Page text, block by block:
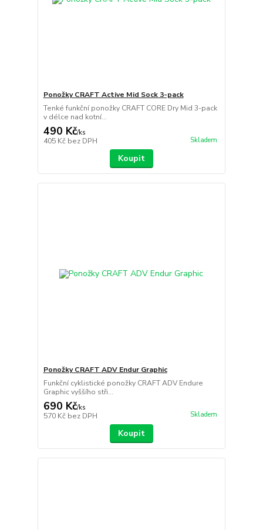
Ponožky CRAFT Active Mid Sock 3-pack
Tenké funkční ponožky CRAFT CORE Dry Mid 3-pack
v délce nad kotní...
490 Kč/ks
405 Kč bez DPH Skladem
Koupit
Ponožky CRAFT ADV Endur Graphic
Funkční cyklistické ponožky CRAFT ADV Endure
Graphic vyššího stři...
690 Kč/ks
570 Kč bez DPH Skladem
Koupit